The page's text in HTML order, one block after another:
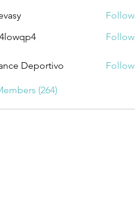
Follow
Follow
Deportivo Follow
(264)